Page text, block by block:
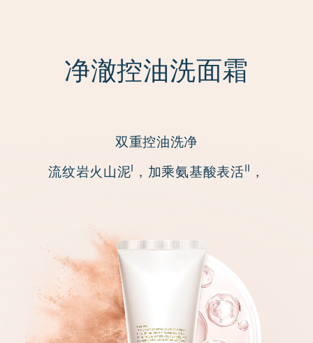
净澈控油洗面霜
双重控油洗净
流纹岩火山泥I ，加乘氨基酸表活II ，